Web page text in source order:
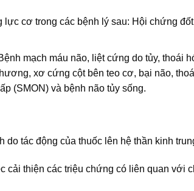
cơ trong các bệnh lý sau: Hội chứng
mạch máu não, liệt cứng do tủy, thoái
xơ cứng cột bên teo cơ, bại não,
(SMON) và bệnh não tủy sống.
do tác động của thuốc lên hệ thần kinh
cải thiện các triệu chứng có liên quan